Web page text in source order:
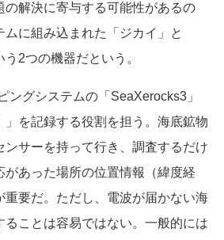
の解決に寄与する可能性があるの
に組み込まれた「ジカイ」と
う2つの機器だという。
グシステムの「SeaXerocks3」
」を記録する役割を担う。海底鉱物
ンサーを持って行き、調査するだけ
があった場所の位置情報（緯度経
重要だ。ただし、電波が届かない海
ることは容易ではない。一般的には